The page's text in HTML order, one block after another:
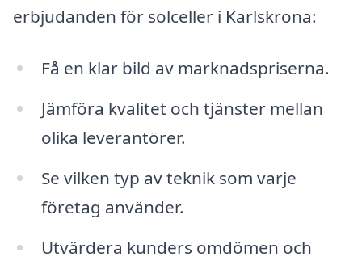
erbjudanden för solceller i Karlskrona:
Få en klar bild av marknadspriserna.
Jämföra kvalitet och tjänster mellan
olika leverantörer.
Se vilken typ av teknik som varje
företag använder.
Utvärdera kunders omdömen och